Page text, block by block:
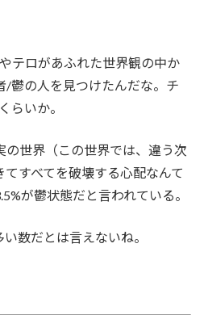
テロがあふれた世界観の中か
/鬱の人を見つけたんだな。チ
らいか。
の世界（この世界では、違う次
すべてを破壊する心配なんて
が鬱状態だと言われている。
数だとは言えないね。